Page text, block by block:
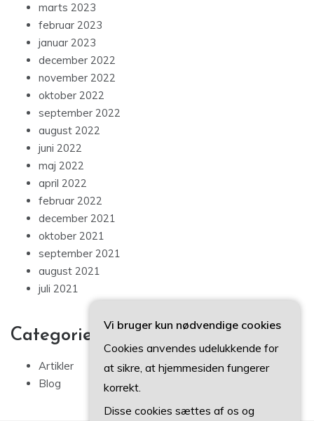
marts 2023
februar 2023
januar 2023
december 2022
november 2022
oktober 2022
september 2022
august 2022
juni 2022
maj 2022
april 2022
februar 2022
december 2021
oktober 2021
september 2021
august 2021
juli 2021
Categories
Artikler
Blog
Vi bruger kun nødvendige cookies
Cookies anvendes udelukkende for
at sikre, at hjemmesiden fungerer
korrekt.
Disse cookies sættes af os og